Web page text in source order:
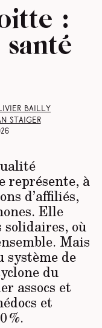
:
Bailly
Staiger
représente, à
d’affiliés,
Elle
solidaires, où
Mais
de
du
assocs et
et
%.